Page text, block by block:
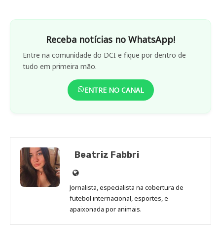
Receba notícias no WhatsApp!
Entre na comunidade do DCI e fique por dentro de
tudo em primeira mão.
ENTRE NO CANAL
Beatriz Fabbri
Site
de
Beatriz
Fabbri
Jornalista, especialista na cobertura de
futebol internacional, esportes, e
apaixonada por animais.